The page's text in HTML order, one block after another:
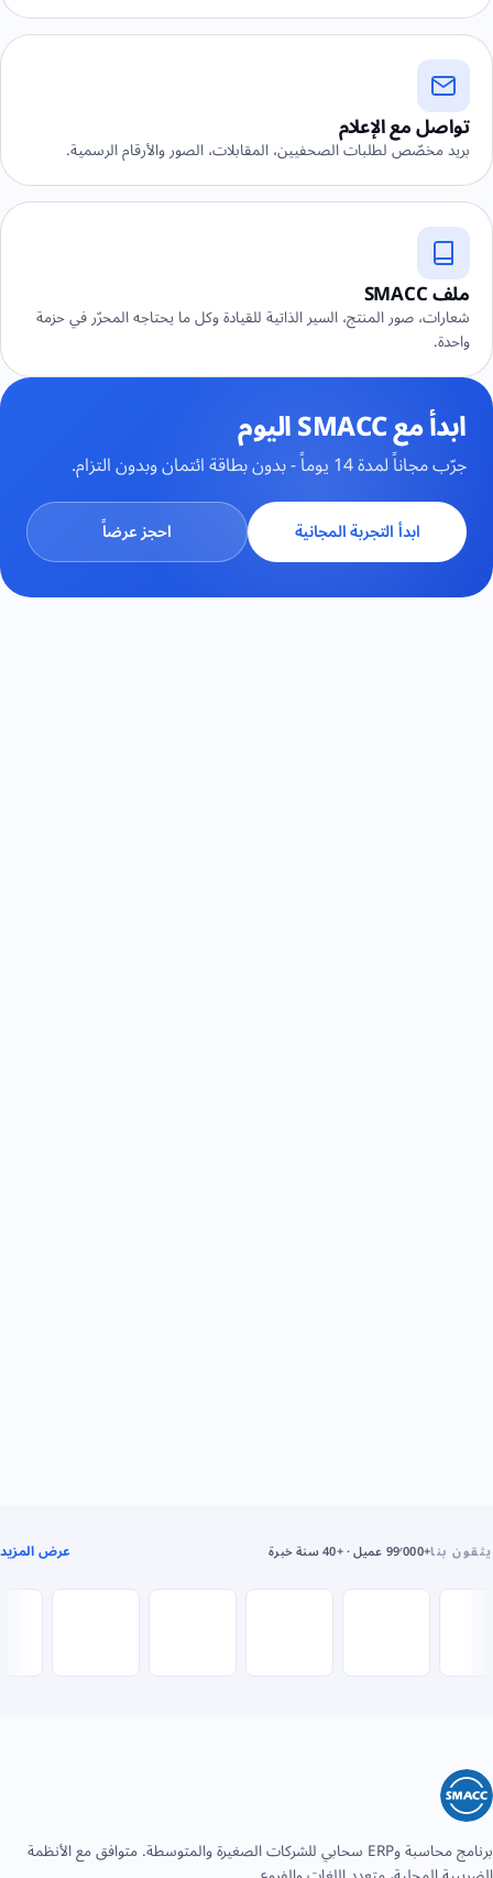
تواصل مع الإعلام
بريد مخصّص لطلبات الصحفيين، المقابلات، الصور والأرقام الرسمية.
ملف SMACC
شعارات، صور المنتج، السير الذاتية للقيادة وكل ما يحتاجه المحرّر في حزمة
واحدة.
ابدأ مع SMACC اليوم
جرّب مجاناً لمدة 14 يوماً - بدون بطاقة ائتمان وبدون التزام.
ابدأ التجربة المجانية احجز عرضاً
يثقون بنا+99٬000 عميل · +40 سنة خبرة عرض المزيد
برنامج محاسبة وERP سحابي للشركات الصغيرة والمتوسطة. متوافق مع الأنظمة